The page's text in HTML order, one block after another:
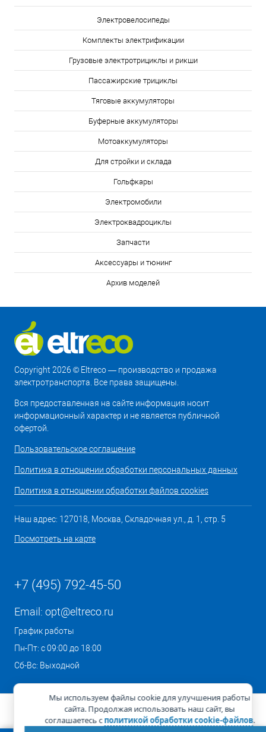
Электровелосипеды
Комплекты электрификации
Грузовые электротрициклы и рикши
Пассажирские трициклы
Тяговые аккумуляторы
Буферные аккумуляторы
Мотоаккумуляторы
Для стройки и склада
Гольфкары
Электромобили
Электроквадроциклы
Запчасти
Аксессуары и тюнинг
Архив моделей
Copyright 2026 © Eltreco — производство и продажа
электротранспорта. Все права защищены.
Вся предоставленная на сайте информация носит
информационный характер и не является публичной
офертой.
Пользовательское соглашение
Политика в отношении обработки персональных данных
Политика в отношении обработки файлов cookies
Наш адрес: 127018, Москва, Складочная ул., д. 1, стр. 5
Посмотреть на карте
+7 (495) 792-45-50
Email: opt@eltreco.ru
График работы
Пн-Пт: с 09:00 до 18:00
Сб-Вс: Выходной
Мы используем файлы cookie для улучшения работы
сайта. Продолжая использовать наш сайт, вы
соглашаетесь сполитикой обработки cookie-файлов.